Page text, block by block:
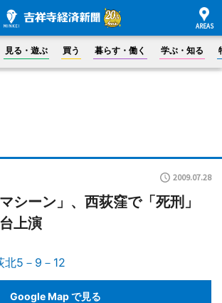
見る・遊ぶ 買う 暮らす・働く 学ぶ・知る
2009.07.28
シーン」、西荻窪で「死刑」
上演
北5－9－12
Google Map で見る